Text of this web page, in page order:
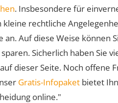
. Insbesondere für
kleine rechtliche
an. Auf diese Weise
Sicherlich haben Sie
dieser Seite. Noch
Gratis-Infopaket bietet
online."